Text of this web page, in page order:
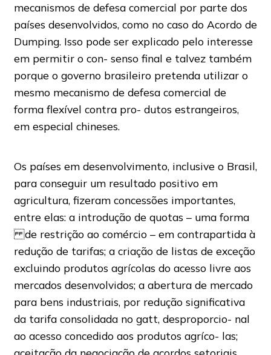
mecanismos de defesa comercial por parte dos
países desenvolvidos, como no caso do Acordo de
Dumping. Isso pode ser explicado pelo interesse
em permitir o con- senso final e talvez também
porque o governo brasileiro pretenda utilizar o
mesmo mecanismo de defesa comercial de
forma flexível contra pro- dutos estrangeiros,
em especial chineses.
Os países em desenvolvimento, inclusive o Brasil,
para conseguir um resultado positivo em
agricultura, fizeram concessões importantes,
entre elas: a introdução de quotas – uma forma
de restrição ao comércio – em contrapartida à
redução de tarifas; a criação de listas de exceção
excluindo produtos agrícolas do acesso livre aos
mercados desenvolvidos; a abertura de mercado
para bens industriais, por redução significativa
da tarifa consolidada no gatt, desproporcio- nal
ao acesso concedido aos produtos agríco- las;